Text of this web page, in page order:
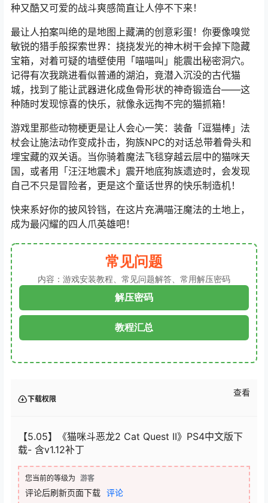
种又酷又可爱的战斗爽感简直让人停不下来！
最让人拍案叫绝的是地图上藏满的创意彩蛋！你要像嗅觉
敏锐的猎手般探索世界：挠挠发光的神木树干会掉下隐藏
宝箱，对着可疑的墙壁使用「喵喵叫」能震出秘密洞穴。
记得有次我跳进看似普通的湖泊，竟潜入沉没的古代猫
城，找到了能让武器进化成鱼骨形状的神奇锻造台——这
种随时发现惊喜的快乐，就像永远掏不完的猫抓箱！
游戏里那些动物梗更是让人会心一笑：装备「逗猫棒」法
杖会让施法动作变成扑击，狗族NPC的对话总带着骨头和
埋宝藏的双关语。当你骑着魔法飞毯穿越云层中的猫咪天
国，或者用「汪汪地震术」震开地底狗族遗迹时，会发现
自己不只是冒险者，更是这个童话世界的快乐制造机！
快来系好你的披风铃铛，在这片充满喵汪魔法的土地上，
成为最闪耀的四人爪英雄吧！
常见问题
内容：游戏安装教程、常见问题解答、常用解压密码
解压密码
教程汇总
下载权限
查看
【5.05】《猫咪斗恶龙2 Cat Quest II》PS4中文版下
载- 含v1.12补丁
您当前的等级为 游客
评论后刷新页面下载 评论